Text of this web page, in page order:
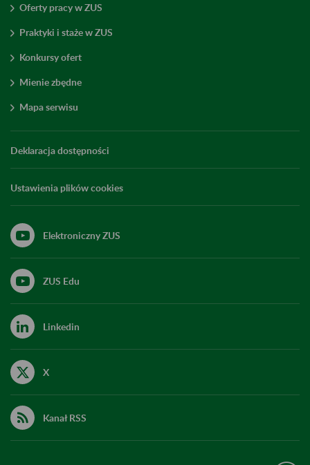
Oferty pracy w ZUS
Praktyki i staże w ZUS
Konkursy ofert
Mienie zbędne
Mapa serwisu
Deklaracja dostępności
Ustawienia plików cookies
Elektroniczny ZUS
ZUS Edu
Linkedin
X
Kanał RSS